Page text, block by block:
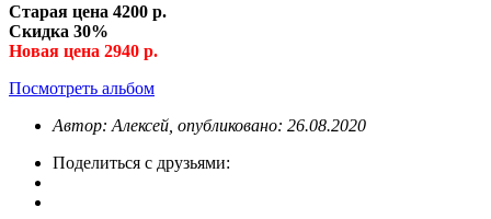
Старая цена 4200 р.
Скидка 30%
Новая цена 2940 р.
Посмотреть альбом
Автор: Алексей, опубликовано: 26.08.2020
Поделиться с друзьями: